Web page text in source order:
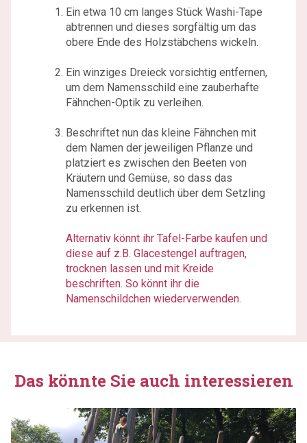
Ein etwa 10 cm langes Stück Washi-Tape
abtrennen und dieses sorgfältig um das
obere Ende des Holzstäbchens wickeln.
Ein winziges Dreieck vorsichtig entfernen,
um dem Namensschild eine zauberhafte
Fähnchen-Optik zu verleihen.
Beschriftet nun das kleine Fähnchen mit
dem Namen der jeweiligen Pflanze und
platziert es zwischen den Beeten von
Kräutern und Gemüse, so dass das
Namensschild deutlich über dem Setzling
zu erkennen ist.
Alternativ könnt ihr Tafel-Farbe kaufen und
diese auf z.B. Glacestengel auftragen,
trocknen lassen und mit Kreide
beschriften. So könnt ihr die
Namenschildchen wiederverwenden.
Das könnte Sie auch interessieren